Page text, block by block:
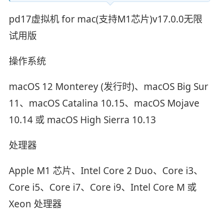
pd17虚拟机 for mac(支持M1芯片)v17.0.0无限
试用版
操作系统
macOS 12 Monterey (发行时)、macOS Big Sur
11、macOS Catalina 10.15、macOS Mojave
10.14 或 macOS High Sierra 10.13
处理器
Apple M1 芯片、Intel Core 2 Duo、Core i3、
Core i5、Core i7、Core i9、Intel Core M 或
Xeon 处理器